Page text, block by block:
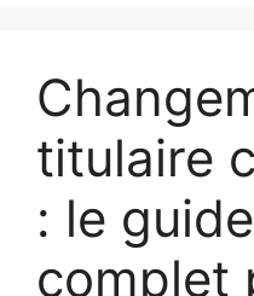
titulaire
: le
complet